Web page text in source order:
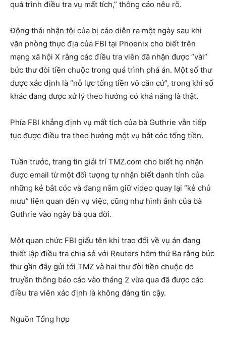
quá trình điều tra vụ mất tích,” thông cáo nêu rõ.
Động thái nhận tội của bị cáo diễn ra một ngày sau khi
văn phòng thực địa của FBI tại Phoenix cho biết trên
mạng xã hội X rằng các điều tra viên đã nhận được “vài”
bức thư đòi tiền chuộc trong quá trình phá án. Một số thư
được xác định là “nỗ lực tống tiền vô căn cứ”, trong khi số
khác đang được xử lý theo hướng có khả năng là thật.
Phía FBI khẳng định vụ mất tích của bà Guthrie vẫn tiếp
tục được điều tra theo hướng một vụ bắt cóc tống tiền.
Tuần trước, trang tin giải trí TMZ.com cho biết họ nhận
được email từ một đối tượng tự nhận biết danh tính của
những kẻ bắt cóc và đang nắm giữ video quay lại “kẻ chủ
mưu” liên quan đến vụ việc, cũng như hình ảnh của bà
Guthrie vào ngày bà qua đời.
Một quan chức FBI giấu tên khi trao đổi về vụ án đang
thiết lập điều tra chia sẻ với Reuters hôm thứ Ba rằng bức
thư gần đây gửi tới TMZ và hai thư đòi tiền chuộc do
truyền thông báo cáo vào tháng 2 vừa qua đã được các
điều tra viên xác định là không đáng tin cậy.
Nguồn Tổng hợp